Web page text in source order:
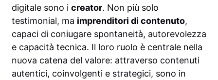
digitale sono i creator. Non più solo
testimonial, ma imprenditori di contenuto,
capaci di coniugare spontaneità, autorevolezza
e capacità tecnica. Il loro ruolo è centrale nella
nuova catena del valore: attraverso contenuti
autentici, coinvolgenti e strategici, sono in